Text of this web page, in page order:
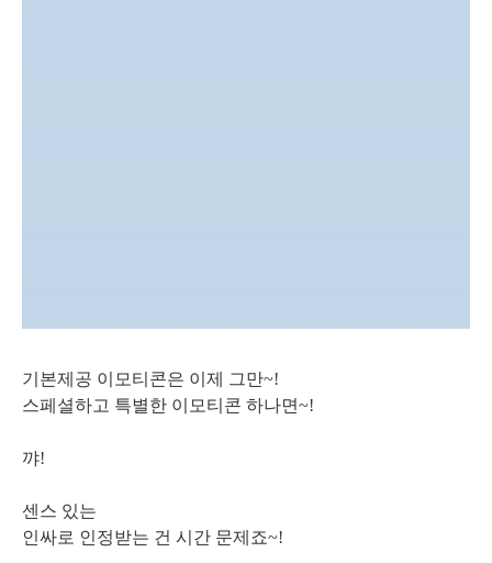
기본제공 이모티콘은 이제 그만~!
스페셜하고 특별한 이모티콘 하나면~!
꺄!
센스 있는
인싸로 인정받는 건 시간 문제죠~!